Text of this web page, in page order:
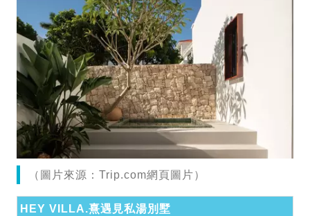
（圖片來源：Trip.com網頁圖片）
HEY VILLA.熹遇見私湯別墅